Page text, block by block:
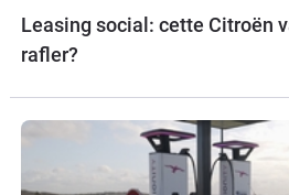
Leasing social: cette Citroën
rafler?